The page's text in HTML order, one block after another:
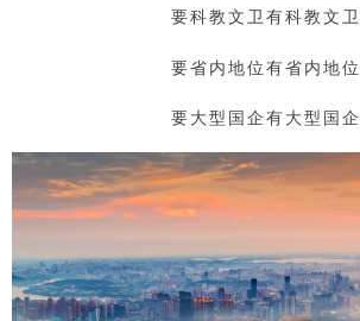
要科教文卫有科教文卫
要省内地位有省内地位
要大型国企有大型国企